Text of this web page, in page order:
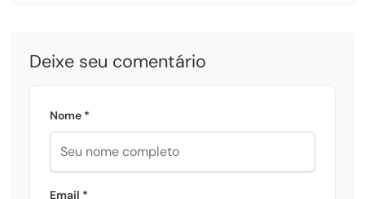
Deixe seu comentário
Nome *
Email *